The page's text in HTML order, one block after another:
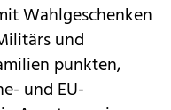
Wahlgeschenken
und
punkten,
und EU-